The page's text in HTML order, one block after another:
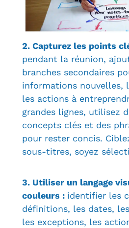
2. Capturez les points
pendant la réunion,
branches secondaires
informations nouvelles,
les actions à
grandes lignes, utilisez
concepts clés et des
pour rester concis.
sous-titres, soyez
3. Utiliser un langage
couleurs : identifier les
définitions, les dates,
les exceptions, les